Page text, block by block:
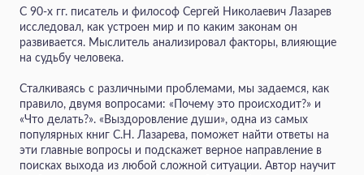
С 90-х гг. писатель и философ Сергей Николаевич Лазарев
исследовал, как устроен мир и по каким законам он
развивается. Мыслитель анализировал факторы, влияющие
на судьбу человека.
Сталкиваясь с различными проблемами, мы задаемся, как
правило, двумя вопросами: «Почему это происходит?» и
«Что делать?». «Выздоровление души», одна из самых
популярных книг С.Н. Лазарева, поможет найти ответы на
эти главные вопросы и подскажет верное направление в
поисках выхода из любой сложной ситуации. Автор научит